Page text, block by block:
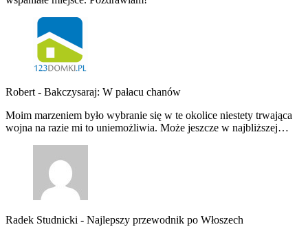
Robert - Bakczysaraj: W pałacu chanów
Moim marzeniem było wybranie się w te okolice niestety trwająca
wojna na razie mi to uniemożliwia. Może jeszcze w najbliższej…
Radek Studnicki - Najlepszy przewodnik po Włoszech